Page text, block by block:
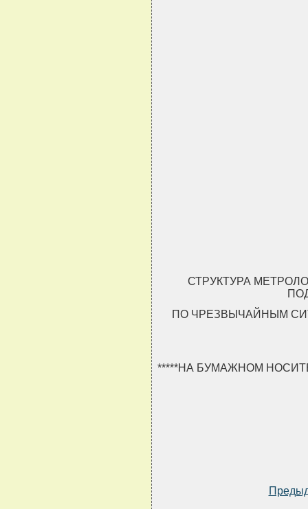
СТРУКТУРА
ПО ЧРЕЗВЫЧАЙНЫМ
*****НА БУМАЖНОМ